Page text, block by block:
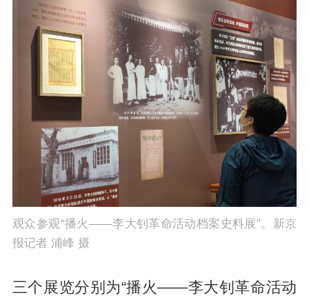
观众参观“播火——李大钊革命活动档案史料展”。新京
报记者 浦峰 摄
三个展览分别为“播火——李大钊革命活动